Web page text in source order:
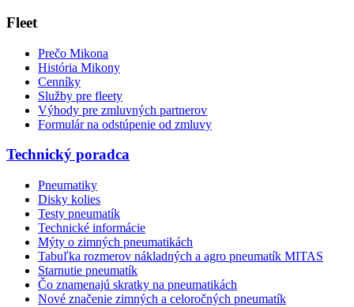
Fleet
Prečo Mikona
História Mikony
Cenníky
Služby pre fleety
Výhody pre zmluvných partnerov
Formulár na odstúpenie od zmluvy
Technický poradca
Pneumatiky
Disky kolies
Testy pneumatík
Technické informácie
Mýty o zimných pneumatikách
Tabuľka rozmerov nákladných a agro pneumatík MITAS
Starnutie pneumatík
Čo znamenajú skratky na pneumatikách
Nové značenie zimných a celoročných pneumatík